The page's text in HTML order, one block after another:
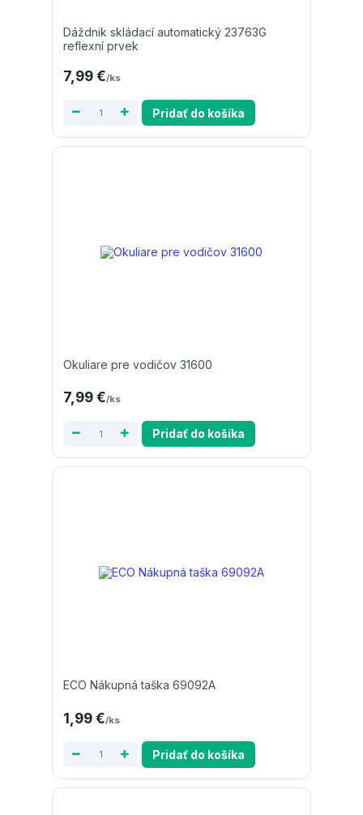
Dáždnik skládací automatický 23763G
reflexní prvek
7,99 €/ks
Pridať do košíka
Okuliare pre vodičov 31600
7,99 €/ks
Pridať do košíka
ECO Nákupná taška 69092A
1,99 €/ks
Pridať do košíka